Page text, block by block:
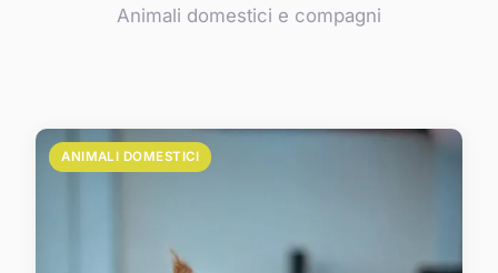
Animali domestici e compagni
ANIMALI DOMESTICI